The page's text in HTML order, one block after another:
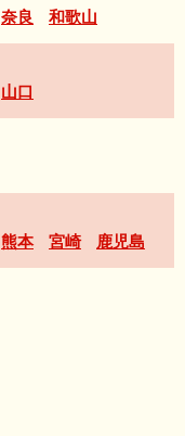
奈良 和歌山
山口
熊本 宮崎 鹿児島